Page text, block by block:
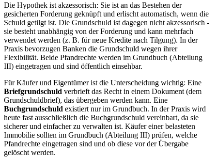
Die Hypothek ist akzessorisch: Sie ist an das Bestehen der
gesicherten Forderung geknüpft und erlischt automatisch, wenn die
Schuld getilgt ist. Die Grundschuld ist dagegen nicht akzessorisch -
sie besteht unabhängig von der Forderung und kann mehrfach
verwendet werden (z. B. für neue Kredite nach Tilgung). In der
Praxis bevorzugen Banken die Grundschuld wegen ihrer
Flexibilität. Beide Pfandrechte werden im Grundbuch (Abteilung
III) eingetragen und sind öffentlich einsehbar.
Für Käufer und Eigentümer ist die Unterscheidung wichtig: Eine
Briefgrundschuld verbrieft das Recht in einem Dokument (dem
Grundschuldbrief), das übergeben werden kann. Eine
Buchgrundschuld existiert nur im Grundbuch. In der Praxis wird
heute fast ausschließlich die Buchgrundschuld vereinbart, da sie
sicherer und einfacher zu verwalten ist. Käufer einer belasteten
Immobilie sollten im Grundbuch (Abteilung III) prüfen, welche
Pfandrechte eingetragen sind und ob diese vor der Übergabe
gelöscht werden.